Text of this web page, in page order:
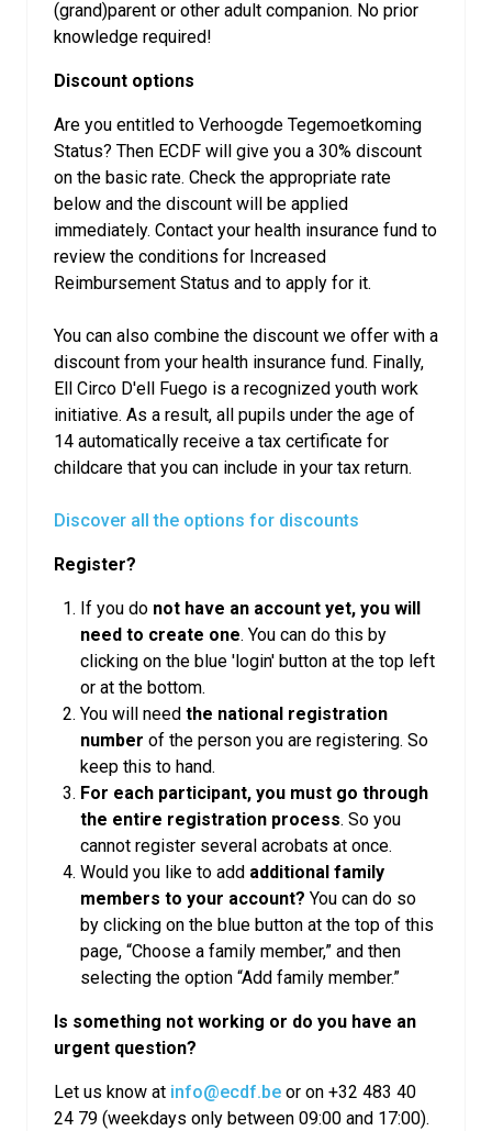
(grand)parent or other adult companion. No prior
knowledge required!
Discount options
Are you entitled to Verhoogde Tegemoetkoming
Status? Then ECDF will give you a 30% discount
on the basic rate. Check the appropriate rate
below and the discount will be applied
immediately. Contact your health insurance fund to
review the conditions for Increased
Reimbursement Status and to apply for it.
You can also combine the discount we offer with a
discount from your health insurance fund. Finally,
Ell Circo D'ell Fuego is a recognized youth work
initiative. As a result, all pupils under the age of
14 automatically receive a tax certificate for
childcare that you can include in your tax return.
Discover all the options for discounts
Register?
If you do not have an account yet, you will
need to create one. You can do this by
clicking on the blue 'login' button at the top left
or at the bottom.
You will need the national registration
number of the person you are registering. So
keep this to hand.
For each participant, you must go through
the entire registration process. So you
cannot register several acrobats at once.
Would you like to add additional family
members to your account? You can do so
by clicking on the blue button at the top of this
page, “Choose a family member,” and then
selecting the option “Add family member.”
Is something not working or do you have an
urgent question?
Let us know at info@ecdf.be or on +32 483 40
24 79 (weekdays only between 09:00 and 17:00).